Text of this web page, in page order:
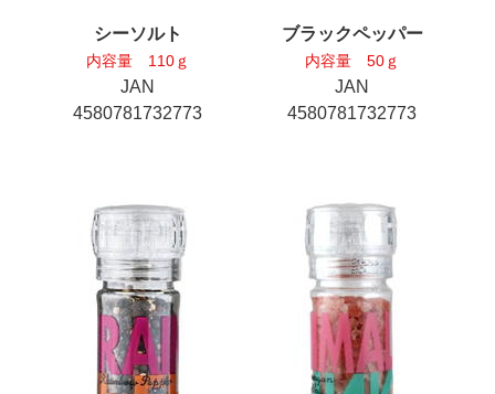
シーソルト
内容量 110ｇ
JAN
4580781732773
ブラックペッパー
内容量 50ｇ
JAN
4580781732773